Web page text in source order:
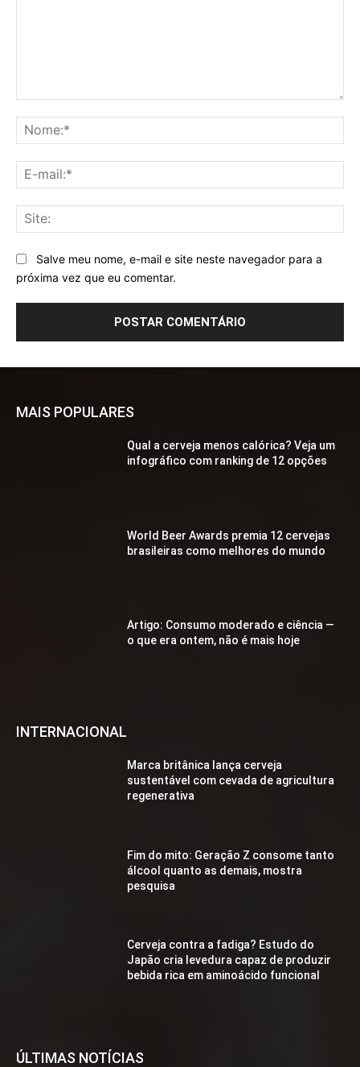
Salve meu nome, e-mail e site neste navegador para a
próxima vez que eu comentar.
MAIS POPULARES
Qual a cerveja menos calórica? Veja um
infográfico com ranking de 12 opções
World Beer Awards premia 12 cervejas
brasileiras como melhores do mundo
Artigo: Consumo moderado e ciência —
o que era ontem, não é mais hoje
INTERNACIONAL
Marca britânica lança cerveja
sustentável com cevada de agricultura
regenerativa
Fim do mito: Geração Z consome tanto
álcool quanto as demais, mostra
pesquisa
Cerveja contra a fadiga? Estudo do
Japão cria levedura capaz de produzir
bebida rica em aminoácido funcional
ÚLTIMAS NOTÍCIAS